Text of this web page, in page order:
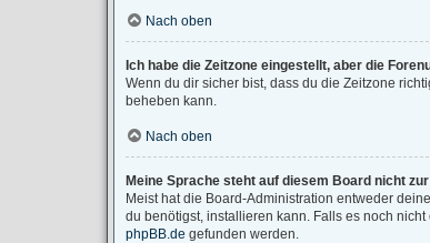
Nach oben
Ich habe die Zeitzone eingestellt, aber die
Wenn du dir sicher bist, dass du die Zeitzone
beheben kann.
Nach oben
Meine Sprache steht auf diesem Board nicht
Meist hat die Board-Administration entweder
du benötigst, installieren kann. Falls es noch
phpBB.de gefunden werden.